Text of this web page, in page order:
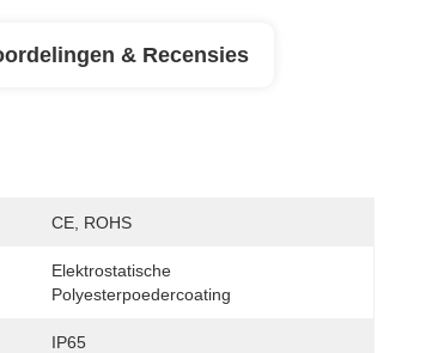
& Recensies
CE, ROHS
Elektrostatische
Polyesterpoedercoating
IP65